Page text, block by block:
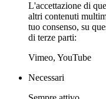
L'accettazione di
altri contenuti
tuo consenso, su
di terze parti:
Vimeo, YouTube
Necessari